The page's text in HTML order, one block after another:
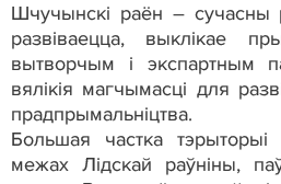
Шчучынскі раён – сучасны
развіваецца, выклікае
вытворчым і экспартным
вялікія магчымасці для
прадпрымальніцтва.
Большая частка тэрыторыі
межах Лідскай раўніны,